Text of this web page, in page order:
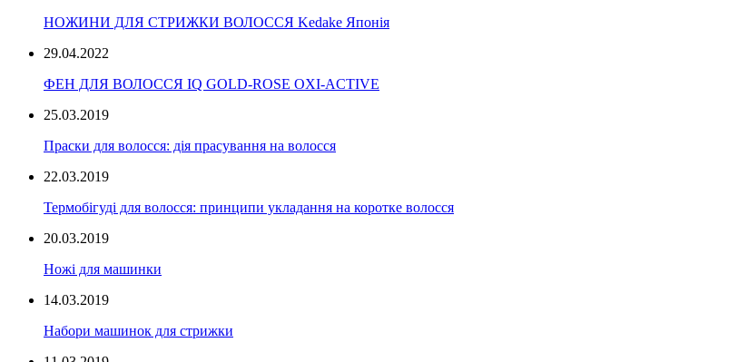
НОЖИНИ ДЛЯ СТРИЖКИ ВОЛОССЯ Kedake Японія
29.04.2022
ФЕН ДЛЯ ВОЛОССЯ IQ GOLD-ROSE OXI-ACTIVE
25.03.2019
Праски для волосся: дія прасування на волосся
22.03.2019
Термобігуді для волосся: принципи укладання на коротке волосся
20.03.2019
Ножі для машинки
14.03.2019
Набори машинок для стрижки